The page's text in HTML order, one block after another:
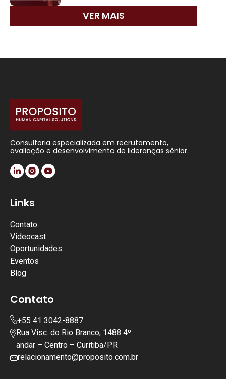
VER MAIS
Consultoria especializada em recrutamento,
avaliação e desenvolvimento de lideranças sênior.
Links
Contato
Videocast
Oportunidades
Eventos
Blog
Contato
+55 41 3042-8887
Rua Visc. do Rio Branco, 1488 4º
andar – Centro – Curitiba/PR
relacionamento@proposito.com.br